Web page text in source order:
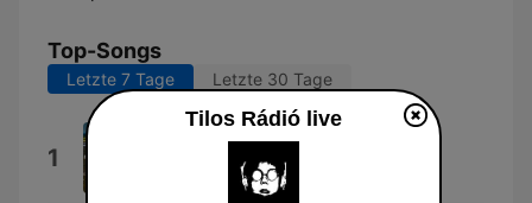
Top-Songs
Letzte 7 Tage Letzte 30 Tage
1 Szik-Szik
Alma Együttes
Tilos Rádió live